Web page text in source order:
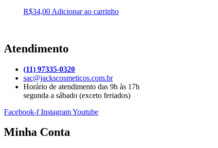
R$34,00 Adicionar ao carrinho
Atendimento
(11) 97335-0320
sac@jackscosmeticos.com.br
Horário de atendimento das 9h às 17h
segunda a sábado (exceto feriados)
Facebook-f InstagramYoutube
Minha Conta